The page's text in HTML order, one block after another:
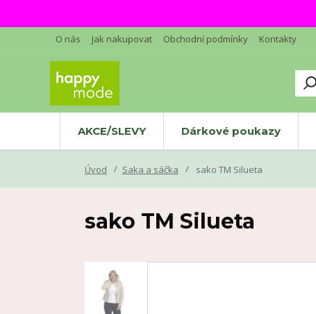
O nás Jak nakupovat Obchodní podmínky Kontakty
AKCE/SLEVY Dárkové poukazy
Úvod Saka a sáčka sako TM Silueta
sako TM Silueta